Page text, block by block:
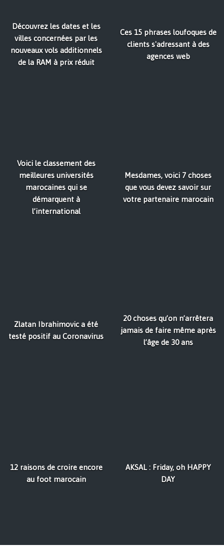
Découvrez les dates et les
villes concernées par les
nouveaux vols additionnels
de la RAM à prix réduit
Ces 15 phrases loufoques de
clients s'adressant à des
agences web
Voici le classement des
meilleures universités
marocaines qui se
démarquent à
l’international
Mesdames, voici 7 choses
que vous devez savoir sur
votre partenaire marocain
Zlatan Ibrahimovic a été
testé positif au Coronavirus
20 choses qu’on n’arrêtera
jamais de faire même après
l’âge de 30 ans
12 raisons de croire encore
au foot marocain
AKSAL : Friday, oh HAPPY
DAY